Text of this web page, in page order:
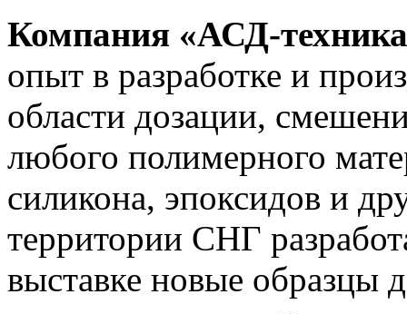
Компания «АСД-
опыт в разработке и
области дозации,
любого полимерного
силикона, эпоксидов и
территории СНГ
выставке новые